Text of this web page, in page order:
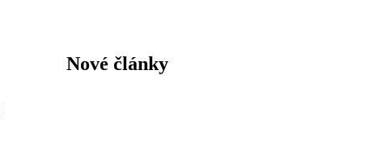
Nové články